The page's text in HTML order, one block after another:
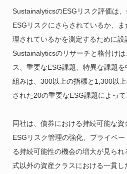
SustainalyticsのESGリスク評価は
ESGリスクにさらされているか、
理されているかを測定するために設
Sustainalyticsのリサーチと格付け
ス、重要なESG課題、特異な課題
組みは、300以上の指標と1,300以
された20の重要なESG課題によって
同社は、債券における持続可能な
ESGリスク管理の強化、プライベ
る持続可能性の機会の増大が見ら
式以外の資産クラスにおける一貫